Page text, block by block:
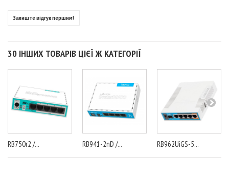
Залиште відгук першим!
30 ІНШИХ ТОВАРІВ ЦІЄЇ Ж КАТЕГОРІЇ
RB750r2 /... RB941-2nD /... RB962UiGS-5...